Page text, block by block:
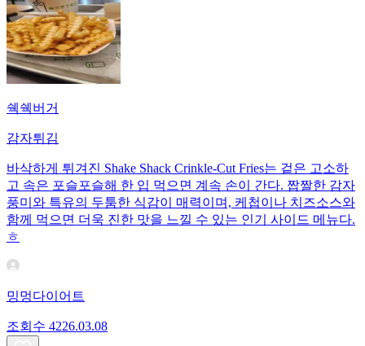
쉑쉑버거
감자튀김
바삭하게 튀겨진 Shake Shack Crinkle‑Cut Fries는 겉은 고소하
고 속은 포슬포슬해 한 입 먹으면 계속 손이 간다. 짭짤한 감자
풍미와 특유의 두툼한 식감이 매력이며, 케첩이나 치즈소스와
함께 먹으면 더욱 진한 맛을 느낄 수 있는 인기 사이드 메뉴다.
ㅎ
밍멍다이어트
조회수 4226.03.08